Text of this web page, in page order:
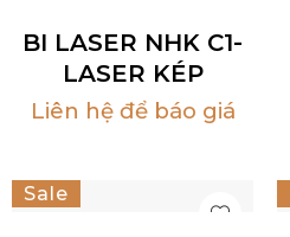
BI LASER NHK C1-
LASER KÉP
Liên hệ để báo giá
Sale